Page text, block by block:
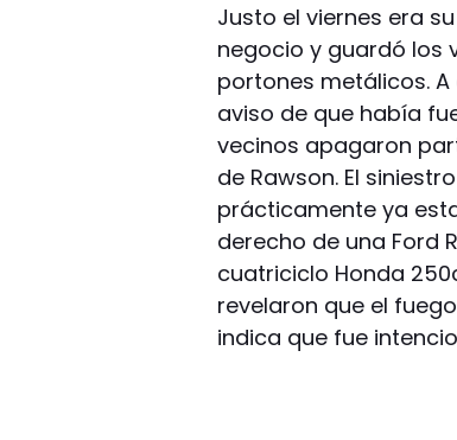
Justo el viernes era
negocio y guardó los
portones metálicos.
aviso de que había
vecinos apagaron
de Rawson. El
prácticamente ya
derecho de una Ford
cuatriciclo Honda
revelaron que el
indica que fue